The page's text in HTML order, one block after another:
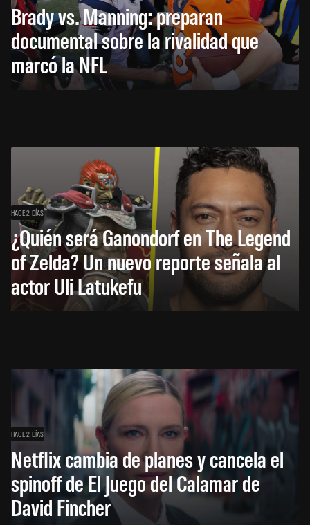
Brady vs. Manning: preparan
documental sobre la rivalidad que
marcó la NFL
HACE 2 DÍAS
¿Quién será Ganondorf en The Legend
of Zelda? Un nuevo reporte señala al
actor Uli Latukefu
HACE 2 DÍAS
Netflix cambia de planes y cancela el
spinoff de El Juego del Calamar de
David Fincher